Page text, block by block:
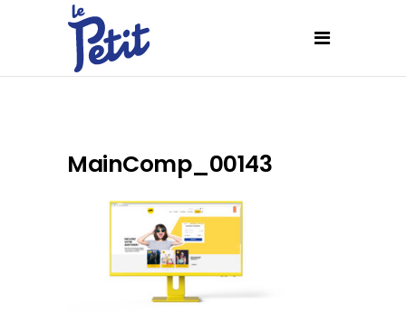
MainComp_00143